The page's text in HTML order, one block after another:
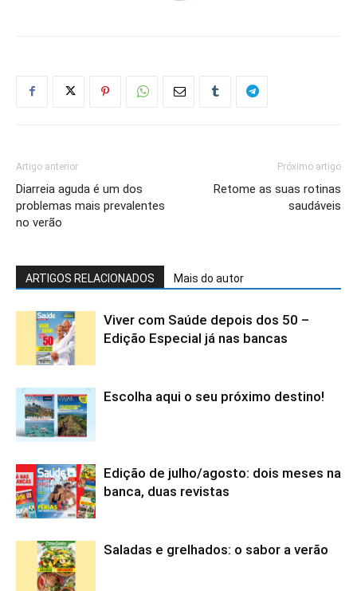
Artigo anterior
Diarreia aguda é um dos
problemas mais prevalentes
no verão
Próximo artigo
Retome as suas rotinas
saudáveis
ARTIGOS RELACIONADOS Mais do autor
Viver com Saúde depois dos 50 –
Edição Especial já nas bancas
Escolha aqui o seu próximo destino!
Edição de julho/agosto: dois meses na
banca, duas revistas
Saladas e grelhados: o sabor a verão